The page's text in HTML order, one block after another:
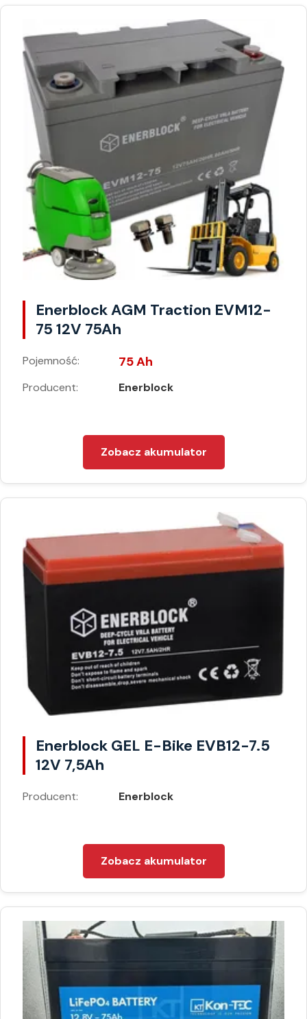
Enerblock AGM Traction EVM12-
75 12V 75Ah
Pojemność: 75 Ah
Producent: Enerblock
Zobacz akumulator
Enerblock GEL E-Bike EVB12-7.5
12V 7,5Ah
Producent: Enerblock
Zobacz akumulator